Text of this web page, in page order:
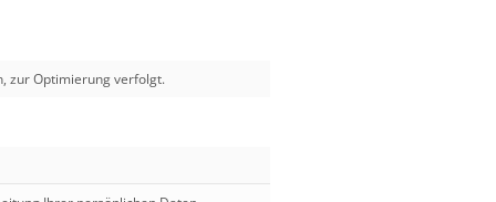
zur Optimierung verfolgt.